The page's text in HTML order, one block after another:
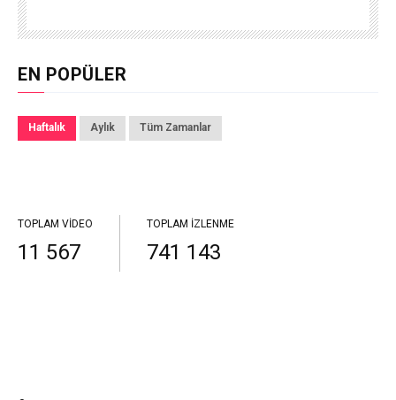
EN POPÜLER
Haftalık Aylık Tüm Zamanlar
TOPLAM VIDEO
11 567
TOPLAM İZLENME
741 143